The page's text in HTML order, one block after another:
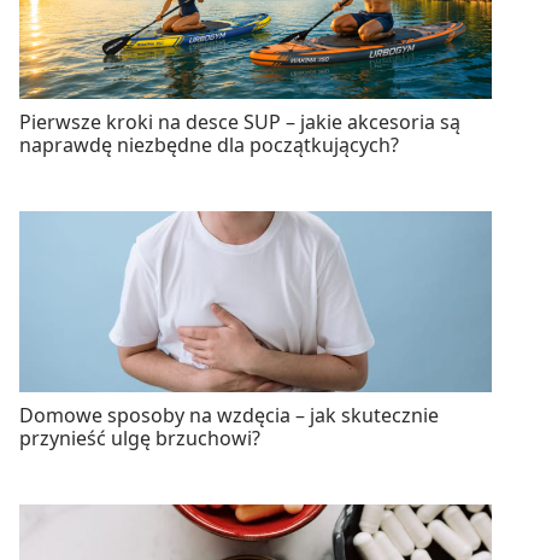
Pierwsze kroki na desce SUP – jakie akcesoria są
naprawdę niezbędne dla początkujących?
Domowe sposoby na wzdęcia – jak skutecznie
przynieść ulgę brzuchowi?